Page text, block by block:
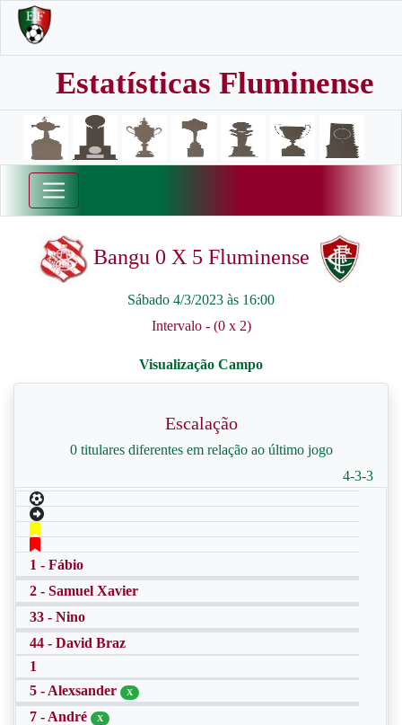
Estatísticas Fluminense
Bangu 0 X 5 Fluminense
Sábado 4/3/2023 às 16:00
Intervalo - (0 x 2)
Escalação
0 titulares diferentes em relação ao último jogo
4-3-3
1 - Fábio
2 - Samuel Xavier
33 - Nino
44 - David Braz
1
5 - Alexsander
X
7 - André X